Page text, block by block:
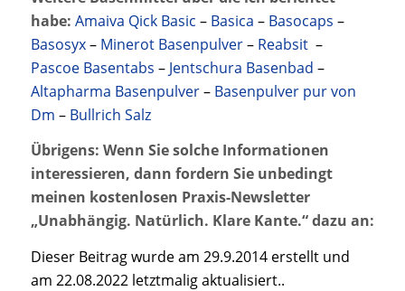
habe: Amaiva Qick Basic – Basica – Basocaps –
Basosyx– Minerot Basenpulver– Reabsit–
Pascoe Basentabs – Jentschura Basenbad –
Altapharma Basenpulver– Basenpulver pur von
Dm – Bullrich Salz
Übrigens: Wenn Sie solche Informationen
interessieren, dann fordern Sie unbedingt
meinen kostenlosen Praxis-Newsletter
„Unabhängig. Natürlich. Klare Kante.“ dazu an:
Dieser Beitrag wurde am 29.9.2014 erstellt und
am 22.08.2022 letztmalig aktualisiert..